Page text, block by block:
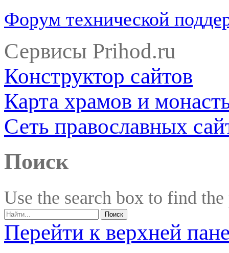
Форум технической
Сервисы Prihod.ru
Конструктор сайтов
Карта храмов и
Сеть православных
Поиск
Use the search box to find
Перейти к верхней